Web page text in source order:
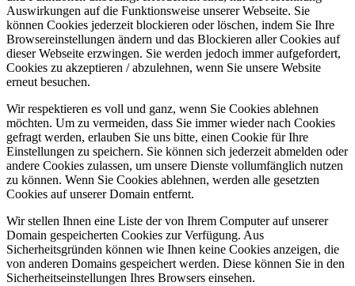
Auswirkungen auf die Funktionsweise unserer Webseite. Sie
können Cookies jederzeit blockieren oder löschen, indem Sie Ihre
Browsereinstellungen ändern und das Blockieren aller Cookies auf
dieser Webseite erzwingen. Sie werden jedoch immer aufgefordert,
Cookies zu akzeptieren / abzulehnen, wenn Sie unsere Website
erneut besuchen.
Wir respektieren es voll und ganz, wenn Sie Cookies ablehnen
möchten. Um zu vermeiden, dass Sie immer wieder nach Cookies
gefragt werden, erlauben Sie uns bitte, einen Cookie für Ihre
Einstellungen zu speichern. Sie können sich jederzeit abmelden oder
andere Cookies zulassen, um unsere Dienste vollumfänglich nutzen
zu können. Wenn Sie Cookies ablehnen, werden alle gesetzten
Cookies auf unserer Domain entfernt.
Wir stellen Ihnen eine Liste der von Ihrem Computer auf unserer
Domain gespeicherten Cookies zur Verfügung. Aus
Sicherheitsgründen können wie Ihnen keine Cookies anzeigen, die
von anderen Domains gespeichert werden. Diese können Sie in den
Sicherheitseinstellungen Ihres Browsers einsehen.